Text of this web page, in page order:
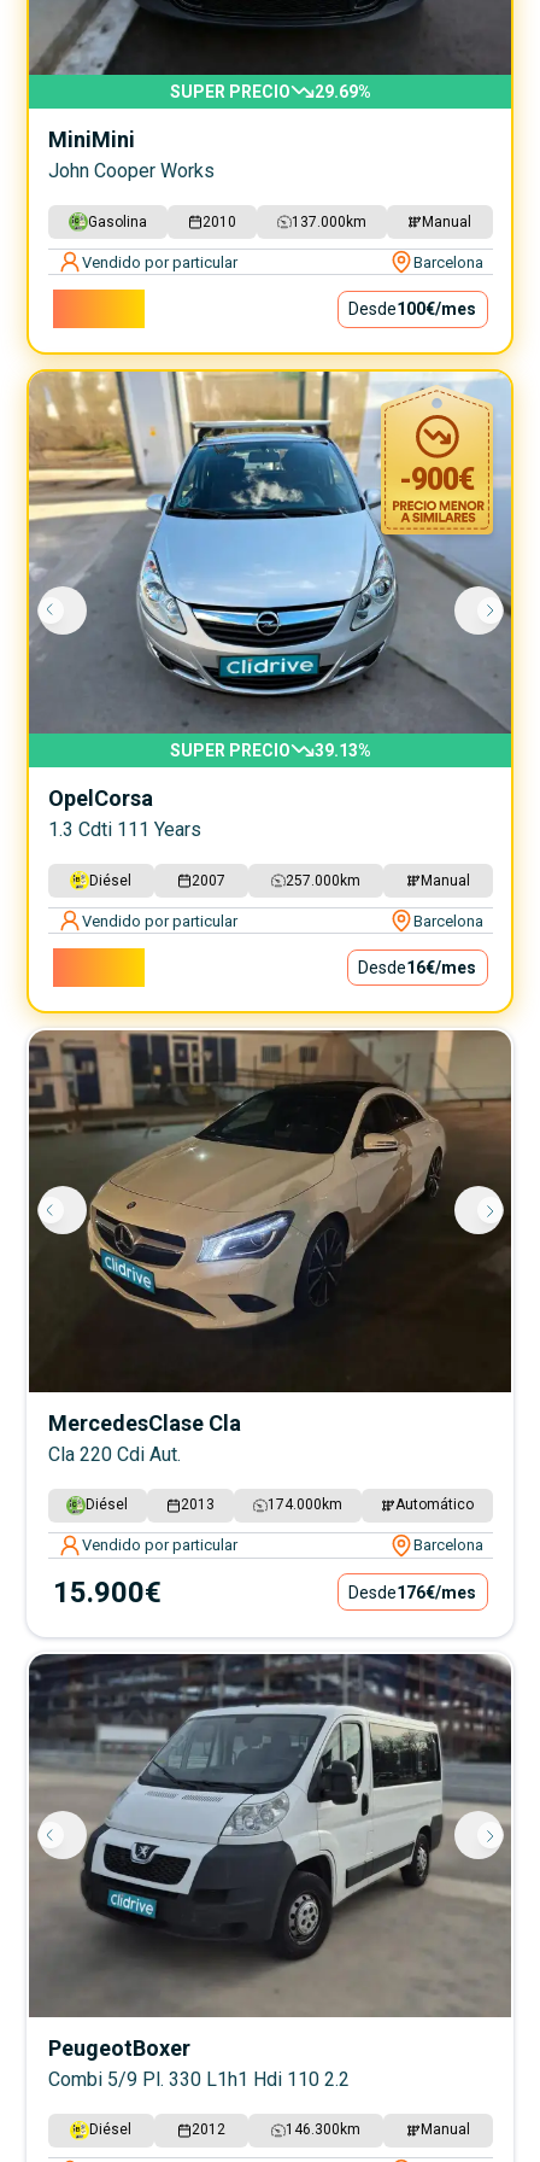
SUPER PRECIO 29.69%
MiniMini
John Cooper Works
Gasolina 2010 137.000 km Manual
Vendido por particular Barcelona
Desde100€/mes
-900€
SUPER PRECIO 39.13%
Opel Corsa
1.3 Cdti 111 Years
Diésel 2007 257.000 km Manual
Vendido por particular Barcelona
Desde16€/mes
MercedesClase Cla
Cla 220 Cdi Aut.
Diésel 2013 174.000 km Automático
Vendido por particular Barcelona
15.900€ Desde176€/mes
PeugeotBoxer
Combi 5/9 Pl. 330 L1h1 Hdi 110 2.2
Diésel 2012 146.300 km Manual